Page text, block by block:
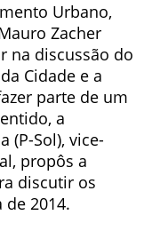
Urbano,
Zacher
na discussão do
Cidade e a
parte de um
a
(P-Sol), vice-
propôs a
discutir os
2014.